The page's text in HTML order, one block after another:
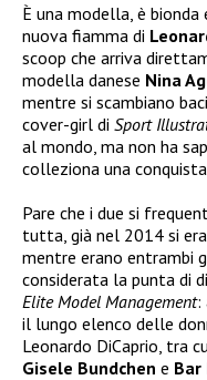
È una modella, è bionda
nuova fiamma di
scoop che arriva
modella danese Nina
mentre si scambiano
cover-girl di Sport
al mondo, ma non ha
colleziona una
Pare che i due si
tutta, già nel 2014 si
mentre erano entrambi
considerata la punta di
Elite Model Management:
il lungo elenco delle
Leonardo DiCaprio, tra
Gisele Bundchen e Bar